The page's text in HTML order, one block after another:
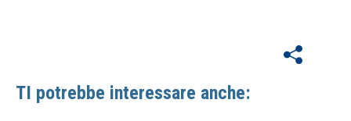
TI potrebbe interessare anche: